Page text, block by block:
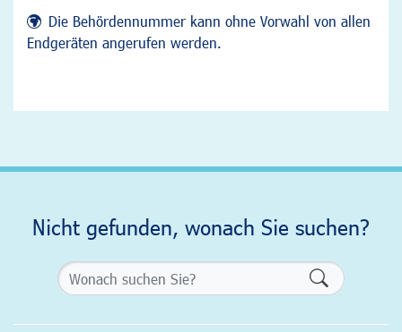
Die Behördennummer kann ohne Vorwahl von allen
Endgeräten angerufen werden.
Nicht gefunden, wonach Sie suchen?